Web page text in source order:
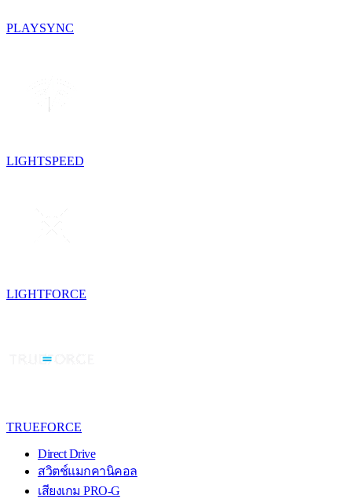
PLAYSYNC
LIGHTSPEED
LIGHTFORCE
TRUEFORCE
Direct Drive
สวิตช์แมกคานิคอล
เสียงเกม PRO-G